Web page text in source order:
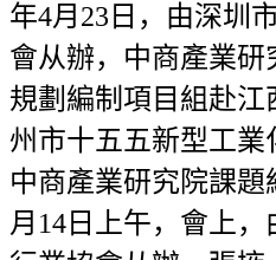
年4月23日，由深圳
會从辦，中商產業
規劃編制項目組赴
州市十五五新型工業
中商產業研究院課
月14日上午，會上